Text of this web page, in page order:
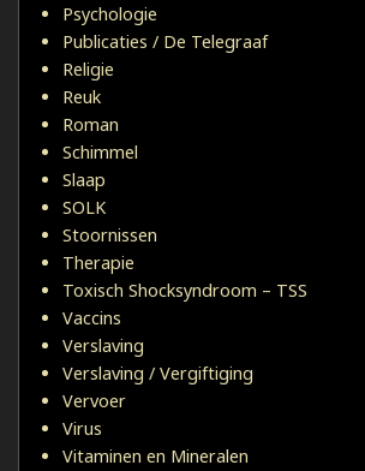
Psychologie
Publicaties / De Telegraaf
Religie
Reuk
Roman
Schimmel
Slaap
SOLK
Stoornissen
Therapie
Toxisch Shocksyndroom – TSS
Vaccins
Verslaving
Verslaving / Vergiftiging
Vervoer
Virus
Vitaminen en Mineralen